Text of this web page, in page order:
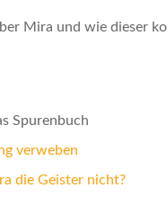
Mira und wie dieser
Spurenbuch
verweben
die Geister nicht?